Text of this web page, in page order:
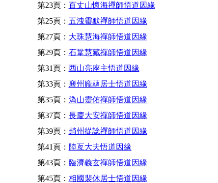
第23頁： 百丈山懷海禪師悟道因緣
第25頁： 五洩靈默禪師悟道因緣
第27頁： 大珠慧海禪師悟道因緣
第29頁： 石鞏慧藏禪師悟道因緣
第31頁： 西山亮座主悟道因緣
第33頁： 襄州龐蘊居士悟道因緣
第35頁： 溈山靈佑禪師悟道因緣
第37頁： 長慶大安禪師悟道因緣
第39頁： 趙州從諗禪師悟道因緣
第41頁： 陸亙大夫悟道因緣
第43頁： 臨濟義玄禪師悟道因緣
第45頁： 相國裴休居士悟道因緣